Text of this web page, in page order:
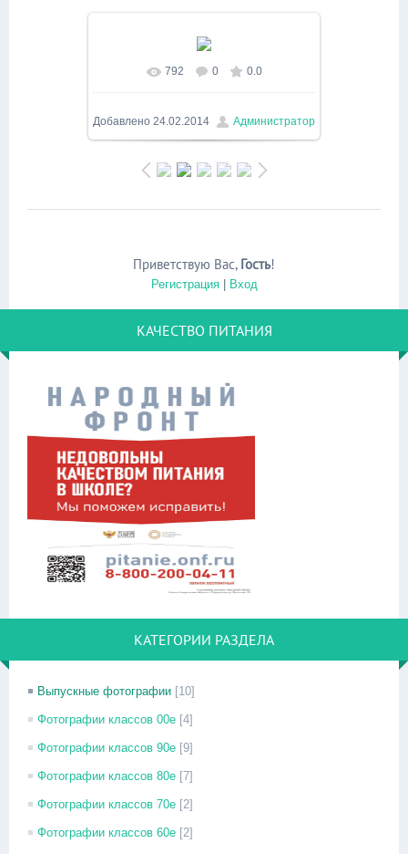
В реальном размере 1024x683
141.2Kb
792 0 0.0
Добавлено 24.02.2014 Администратор
Приветствую Вас, Гость!
Регистрация| Вход
КАЧЕСТВО ПИТАНИЯ
КАТЕГОРИИ РАЗДЕЛА
Выпускные фотографии [10]
Фотографии классов 00е [4]
Фотографии классов 90е [9]
Фотографии классов 80е [7]
Фотографии классов 70е [2]
Фотографии классов 60е [2]